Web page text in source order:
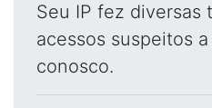
Seu IP fez diversas
acessos suspeitos
conosco.